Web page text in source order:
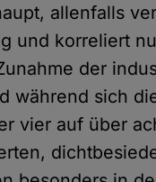
allenfalls
und korreliert
der
während sich
vier auf über